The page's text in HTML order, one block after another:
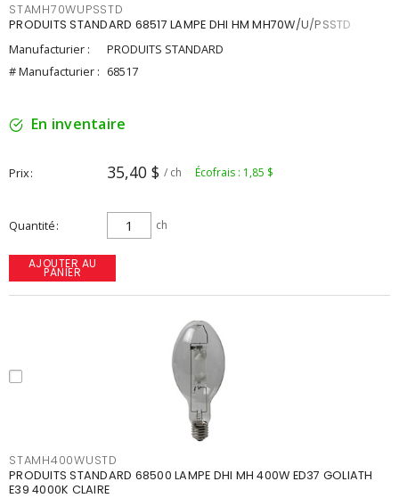
STAMH70WUPSSTD
PRODUITS STANDARD 68517 LAMPE DHI HM MH70W/U/PSSTD
Manufacturier :
PRODUITS STANDARD
# Manufacturier : 68517
En inventaire
Prix 35,40 $ / ch Écofrais : 1,85 $
Quantité ch
AJOUTER AU
PANIER
STAMH400WUSTD
PRODUITS STANDARD 68500 LAMPE DHI MH 400W ED37 GOLIATH
E39 4000K CLAIRE